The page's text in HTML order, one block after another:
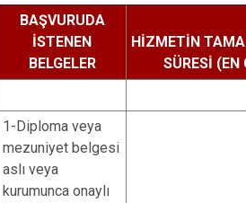
Onikişubat
BAŞVURUDA
İSTENEN
BELGELER
HİZMETİN
SÜRESİ (EN
1-Diploma veya
mezuniyet belgesi
aslı veya
kurumunca onaylı